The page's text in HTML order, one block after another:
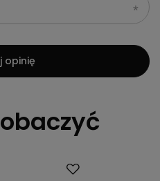
opinię